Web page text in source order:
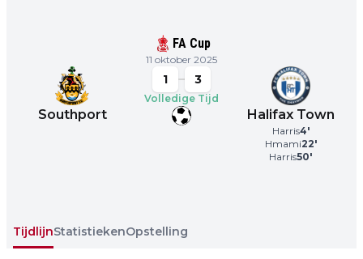
FA Cup
11 oktober 2025
Southport
1 3
Volledige Tijd
Halifax Town
Harris4'
Hmami22'
Harris50'
TijdlijnStatistiekenOpstelling